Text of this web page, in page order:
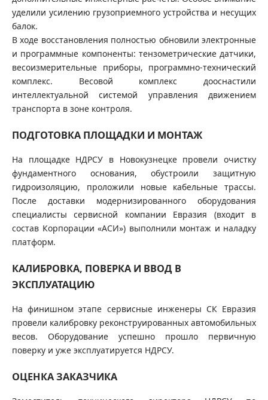
уделили усилению грузоприемного устройства и несущих
балок.
В ходе восстановления полностью обновили электронные
и программные компоненты: тензометрические датчики,
весоизмерительные приборы, программно-технический
комплекс. Весовой комплекс дооснастили
интеллектуальной системой управления движением
транспорта в зоне контроля.
ПОДГОТОВКА ПЛОЩАДКИ И МОНТАЖ
На площадке НДРСУ в Новокузнецке провели очистку
фундаментного основания, обустроили защитную
гидроизоляцию, проложили новые кабельные трассы.
После доставки модернизированного оборудования
специалисты сервисной компании Евразия (входит в
состав Корпорации «АСИ») выполнили монтаж и наладку
платформ.
КАЛИБРОВКА, ПОВЕРКА И ВВОД В
ЭКСПЛУАТАЦИЮ
На финишном этапе сервисные инженеры СК Евразия
провели калибровку реконструированных автомобильных
весов. Оборудование успешно прошло первичную
поверку и уже эксплуатируется НДРСУ.
ОЦЕНКА ЗАКАЗЧИКА